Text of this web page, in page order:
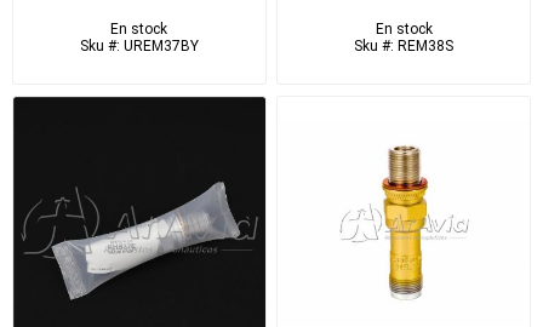
En stock
Sku #: UREM37BY
En stock
Sku #: REM38S